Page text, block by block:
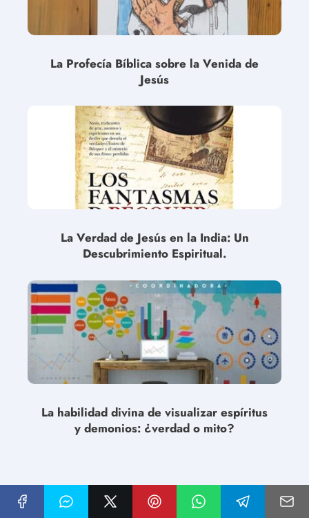
La Profecía Bíblica sobre la Venida de
Jesús
La Verdad de Jesús en la India: Un
Descubrimiento Espiritual.
La habilidad divina de visualizar espíritus
y demonios: ¿verdad o mito?
Deja una respuesta